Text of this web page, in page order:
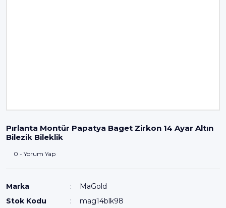
Pırlanta Montür Papatya Baget Zirkon 14 Ayar Altın
Bilezik Bileklik
0 - Yorum Yap
Marka
MaGold
Stok Kodu
mag14blk98